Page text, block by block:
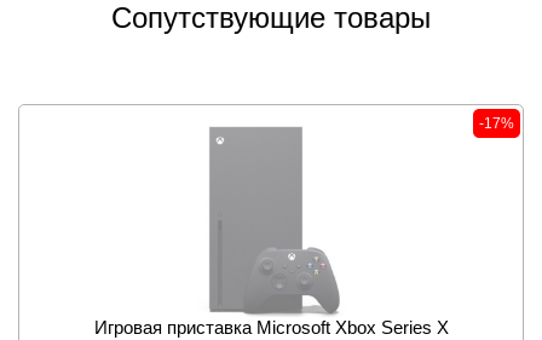
Сопутствующие товары
-17%
Игровая приставка Microsoft Xbox Series X